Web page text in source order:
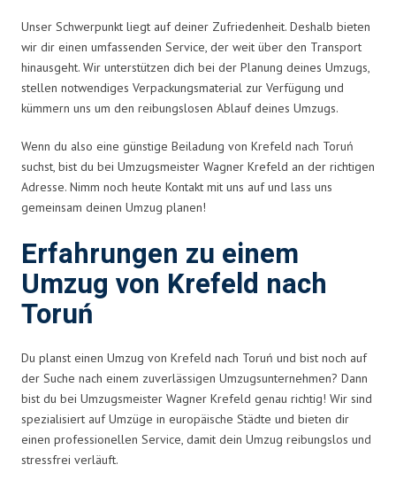
Unser Schwerpunkt liegt auf deiner Zufriedenheit. Deshalb bieten
wir dir einen umfassenden Service, der weit über den Transport
hinausgeht. Wir unterstützen dich bei der Planung deines Umzugs,
stellen notwendiges Verpackungsmaterial zur Verfügung und
kümmern uns um den reibungslosen Ablauf deines Umzugs.
Wenn du also eine günstige Beiladung von Krefeld nach Toruń
suchst, bist du bei Umzugsmeister Wagner Krefeld an der richtigen
Adresse. Nimm noch heute Kontakt mit uns auf und lass uns
gemeinsam deinen Umzug planen!
Erfahrungen zu einem
Umzug von Krefeld nach
Toruń
Du planst einen Umzug von Krefeld nach Toruń und bist noch auf
der Suche nach einem zuverlässigen Umzugsunternehmen? Dann
bist du bei Umzugsmeister Wagner Krefeld genau richtig! Wir sind
spezialisiert auf Umzüge in europäische Städte und bieten dir
einen professionellen Service, damit dein Umzug reibungslos und
stressfrei verläuft.